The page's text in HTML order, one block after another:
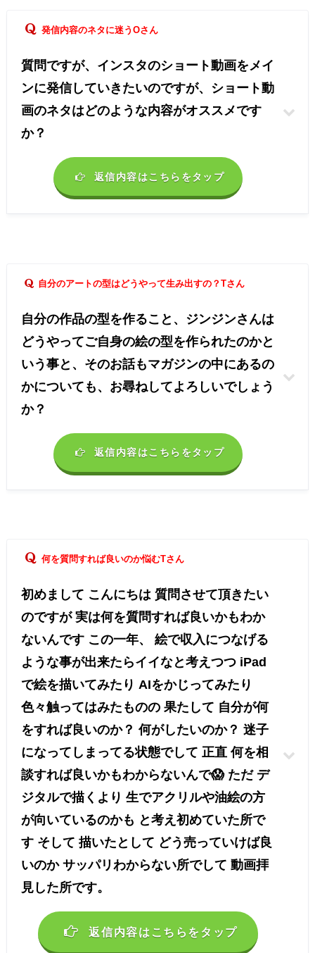
発信内容のネタに迷うOさん
質問ですが、インスタのショート動画をメイ
ンに発信していきたいのですが、ショート動
画のネタはどのような内容がオススメです
か？
返信内容はこちらをタップ
自分のアートの型はどうやって生み出すの？Tさん
自分の作品の型を作ること、ジンジンさんは
どうやってご自身の絵の型を作られたのかと
いう事と、そのお話もマガジンの中にあるの
かについても、お尋ねしてよろしいでしょう
か？
返信内容はこちらをタップ
何を質問すれば良いのか悩むTさん
初めまして こんにちは 質問させて頂きたい
のですが 実は何を質問すれば良いかもわか
ないんです この一年、 絵で収入につなげる
ような事が出来たらイイなと考えつつ iPad
で絵を描いてみたり AIをかじってみたり
色々触ってはみたものの 果たして 自分が何
をすれば良いのか？ 何がしたいのか？ 迷子
になってしまってる状態でして 正直 何を相
談すれば良いかもわからないんで😱 ただ デ
ジタルで描くより 生でアクリルや油絵の方
が向いているのかも と考え初めていた所で
す そして 描いたとして どう売っていけば良
いのか サッパリわからない所でして 動画拝
見した所です。
返信内容はこちらをタップ